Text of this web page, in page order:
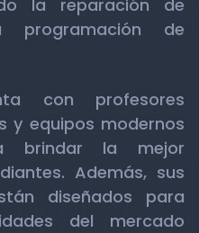
la reparación de
programación de
con profesores
y equipos modernos
brindar la mejor
Además, sus
diseñados para
del mercado